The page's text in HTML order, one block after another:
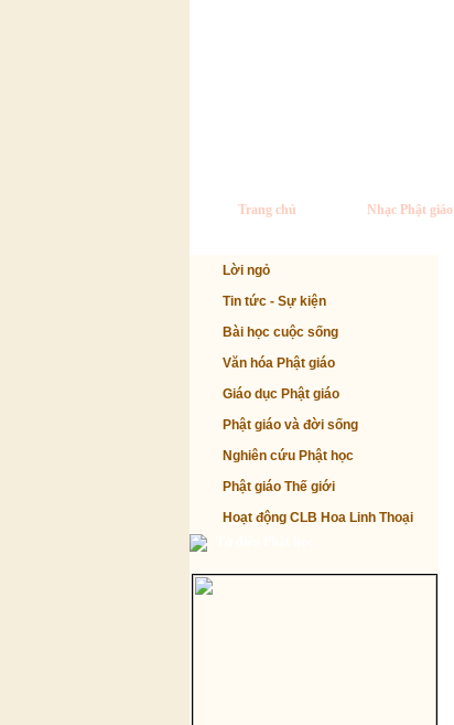
Trang chủ Nhạc Phật giáo
Lời ngỏ
Tin tức - Sự kiện
Bài học cuộc sống
Văn hóa Phật giáo
Giáo dục Phật giáo
Phật giáo và đời sống
Nghiên cứu Phật học
Phật giáo Thế giới
Hoạt động CLB Hoa Linh Thoại